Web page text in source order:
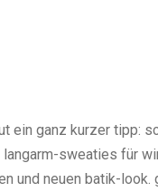
ein ganz kurzer tipp:
langarm-sweaties für
und neuen batik-look.